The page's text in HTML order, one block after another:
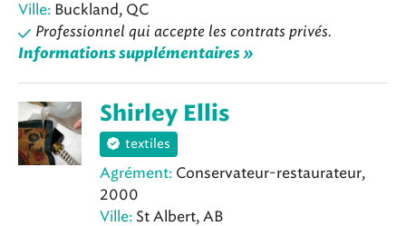
Ville: Buckland, QC
Professionnel qui accepte les contrats privés.
Informations supplémentaires »
Shirley Ellis
textiles
Agrément: Conservateur-restaurateur,
2000
Ville: St Albert, AB